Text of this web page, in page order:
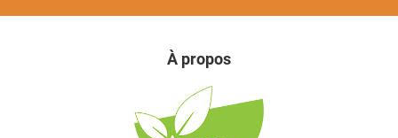
À propos